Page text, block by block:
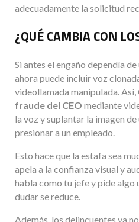
adecuadamente la solicitud
¿QUÉ CAMBIA CON
Si antes el engaño dependía
ahora puede incluir voz
videollamada manipulada.
fraude del CEO mediante
la voz y suplantar la imagen
presionar a un empleado.
Esto hace que la estafa sea
apela a la confianza visual y
habla como tu jefe y pide algo
dudar se reduce.
Además, los delincuentes ya